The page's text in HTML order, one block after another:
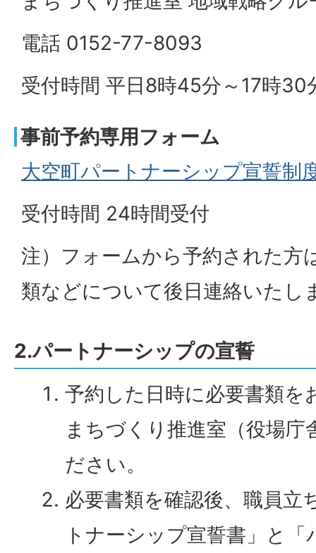
電話 0152-77-8093
受付時間 平日8時45分～17時30
事前予約専用フォーム
大空町パートナーシップ宣誓制
受付時間 24時間受付
注）フォームから予約された方
類などについて後日連絡いたし
2.パートナーシップの宣誓
予約した日時に必要書類を
まちづくり推進室（役場
ださい。
必要書類を確認後、職員立
トナーシップ宣誓書」と